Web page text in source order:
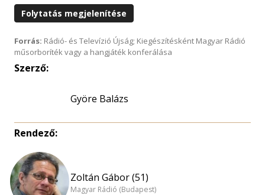
Folytatás megjelenítése
Forrás: Rádió- és Televízió Újság; Kiegészítésként Magyar Rádió
műsorboríték vagy a hangjáték konferálása
Szerző:
Györe Balázs
Rendező:
Zoltán Gábor (51)
Magyar Rádió (Budapest)